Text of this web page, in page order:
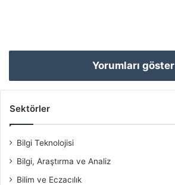
Yorumları göster
Sektörler
Bilgi Teknolojisi
Bilgi, Araştırma ve Analiz
Bilim ve Eczacılık